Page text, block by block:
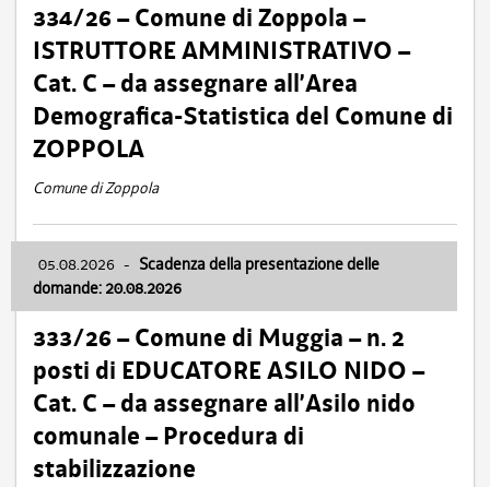
334/26 – Comune di Zoppola –
ISTRUTTORE AMMINISTRATIVO –
Cat. C – da assegnare all’Area
Demografica-Statistica del Comune di
ZOPPOLA
Comune di Zoppola
05.08.2026 - Scadenza della presentazione delle
domande: 20.08.2026
333/26 – Comune di Muggia – n. 2
posti di EDUCATORE ASILO NIDO –
Cat. C – da assegnare all’Asilo nido
comunale – Procedura di
stabilizzazione